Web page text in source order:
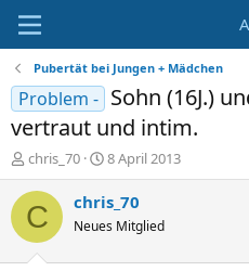
Pubertät bei Jungen + Mädchen
Problem - Sohn (16J.)
vertraut und intim.
E
r
s
t
chris_70
E
r
s
e
8 April 2013
C chris_70
Neues Mitglied